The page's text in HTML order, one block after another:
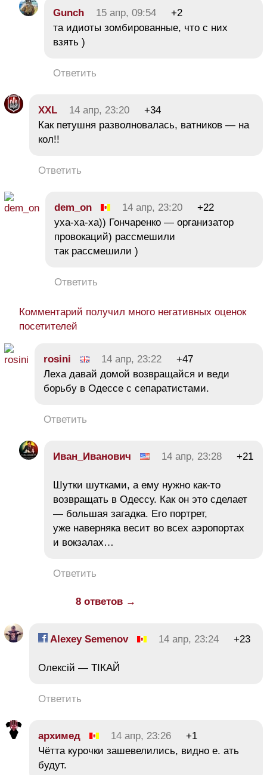
Gunch 15 апр, 09:54
+2
та идиоты зомбированные, что с них
взять )
Ответить
XXL 14 апр, 23:20
+34
Как петушня разволновалась, ватников — на
кол!!
Ответить
dem_on 14 апр, 23:20
+22
уха-ха-ха)) Гончаренко — организатор
провокаций) рассмешили
так рассмешили )
Ответить
Комментарий получил много негативных оценок
посетителей
rosini 14 апр, 23:22
+47
Леха давай домой возвращайся и веди
борьбу в Одессе с сепаратистами.
Ответить
Иван_Иванович 14 апр, 23:28 +21
Шутки шутками, а ему нужно как-то
возвращать в Одессу. Как он это сделает
— большая загадка. Его портрет,
уже наверняка весит во всех аэропортах
и вокзалах…
Ответить
8 ответов →
Alexey Semenov 14 апр, 23:24 +23
Олексій — ТІКАЙ
Ответить
архимед 14 апр, 23:26
+1
Чётта курочки зашевелились, видно е. ать
будут.